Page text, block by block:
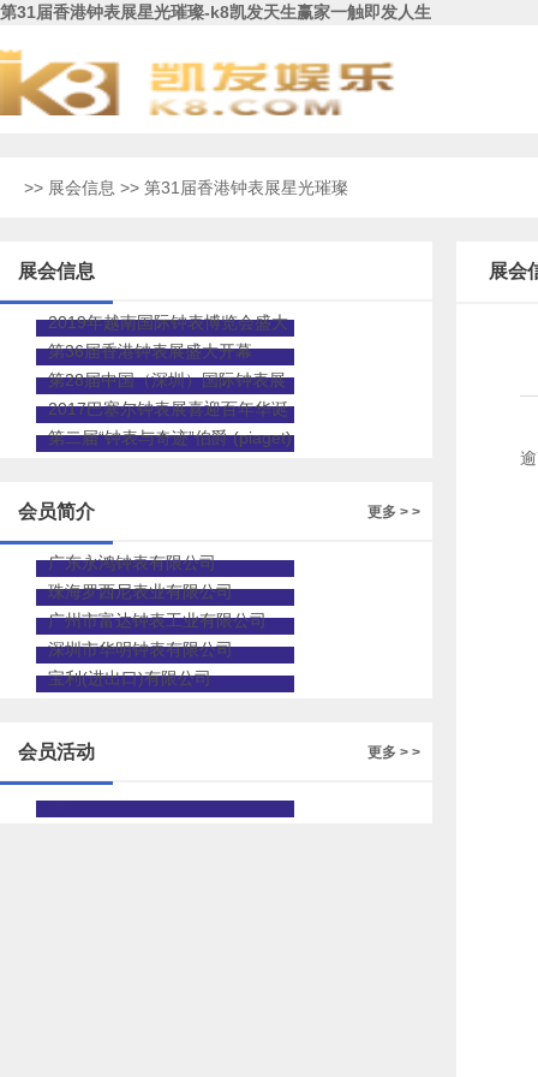
第31届香港钟表展星光璀璨-k8凯发天生赢家一触即发人生
>> 展会信息 >> 第31届香港钟表展星光璀璨
展会信息
2019年越南国际钟表博览会盛大
开幕 协会组团赴越南参观考察
第36届香港钟表展盛大开幕
第28届中国（深圳）国际钟表展
开幕
2017巴塞尔钟表展喜迎百年华诞
协会参观团莅临品鉴
第二届“钟表与奇迹”伯爵 (piaget)
更多 > >
会员简介
广东永鸿钟表有限公司
珠海罗西尼表业有限公司
广州市富达钟表工业有限公司
深圳市华明钟表有限公司
宝利(进出口)有限公司
更多 > >
会员活动
展会